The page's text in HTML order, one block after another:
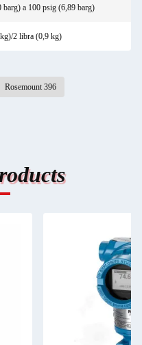
barg) a 100 psig (6,89 barg)
2 libra (0,9 kg)
Rosemount 396